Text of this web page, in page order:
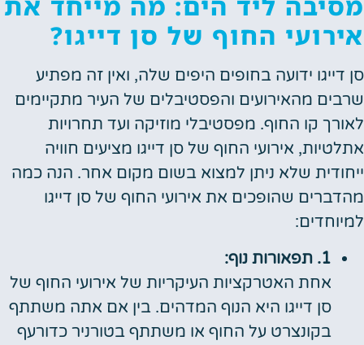
אירועי החוף של סן דייגו?
סן דייגו ידועה בחופים היפים שלה, ואין זה מפתיע
שרבים מהאירועים והפסטיבלים של העיר מתקיימים
לאורך קו החוף. מפסטיבלי מוזיקה ועד תחרויות
אתלטיות, אירועי החוף של סן דייגו מציעים חוויה
ייחודית שלא ניתן למצוא בשום מקום אחר. הנה כמה
מהדברים שהופכים את אירועי החוף של סן דייגו
למיוחדים:
1. תפאורות נוף:
אחת האטרקציות העיקריות של אירועי החוף של
סן דייגו היא הנוף המדהים. בין אם אתה משתתף
בקונצרט על החוף או משתתף בטורניר כדורעף